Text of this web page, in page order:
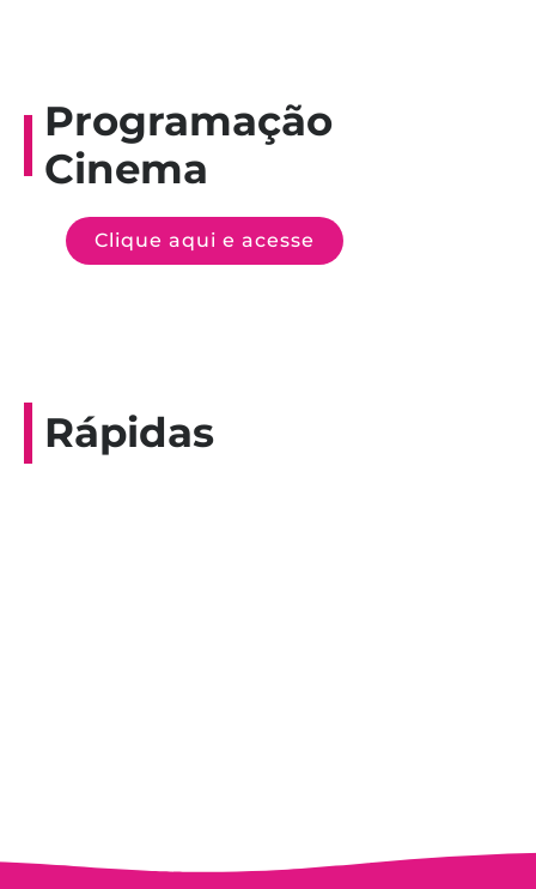
Programação
Cinema
Clique aqui e acesse
Rápidas